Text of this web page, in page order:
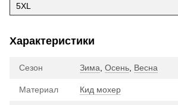
5XL
Характеристики
Сезон Зима Осень Весна
Материал Кид мохер